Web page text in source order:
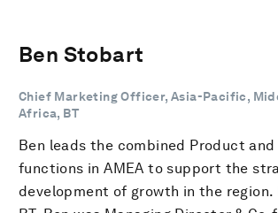
Ben Stobart
Chief Marketing Officer, Asia-Pacific,
Africa, BT
Ben leads the combined Product
functions in AMEA to support the
development of growth in the region.